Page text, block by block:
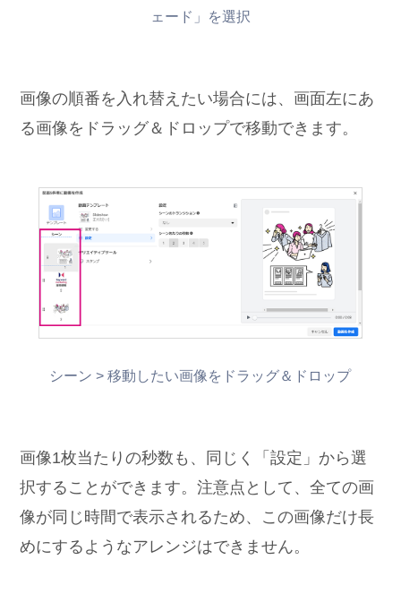
ェード」を選択
画像の順番を入れ替えたい場合には、画面左にあ
る画像をドラッグ＆ドロップで移動できます。
シーン > 移動したい画像をドラッグ＆ドロップ
画像1枚当たりの秒数も、同じく「設定」から選
択することができます。注意点として、全ての画
像が同じ時間で表示されるため、この画像だけ長
めにするようなアレンジはできません。